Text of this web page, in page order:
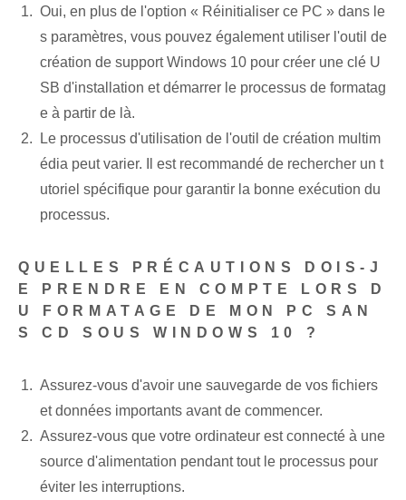
Oui, en plus de l'option « Réinitialiser ce PC » dans le
s paramètres, vous pouvez également utiliser l'outil de
création de support Windows 10 pour créer une clé U
SB d'installation et démarrer le processus de formatag
e à partir de là.
Le processus d'utilisation de l'outil de création multim
édia peut varier. Il est recommandé de rechercher un t
utoriel spécifique pour garantir la bonne exécution du
processus.
QUELLES PRÉCAUTIONS DOIS-J
E PRENDRE EN COMPTE LORS D
U FORMATAGE DE MON PC SAN
S CD SOUS WINDOWS 10 ?
Assurez-vous d'avoir une sauvegarde de vos fichiers
et données importants avant de commencer.
Assurez-vous que votre ordinateur est connecté à une
source d'alimentation pendant tout le processus pour
éviter les interruptions.